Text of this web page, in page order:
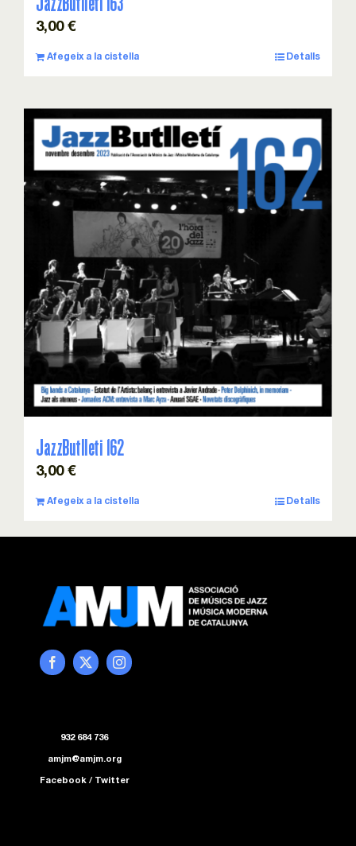
3,00 €
Afegeix a la cistella Detalls
JazzButlleti 162
3,00 €
Afegeix a la cistella Detalls
932 684 736
amjm@amjm.org
Facebook/ Twitter